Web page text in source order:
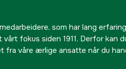
som har lang
fokus siden 1911. Derfor kan
fra våre ærlige ansatte når du